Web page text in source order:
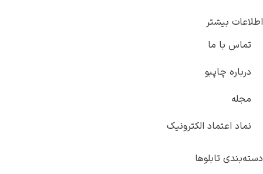
اطلاعات بیشتر
تماس با ما
درباره چاپبو
مجله
نماد اعتماد الکترونیک
دسته‌بندی تابلوها